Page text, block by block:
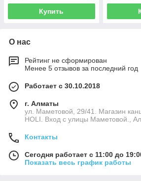
Купить
О нас
Рейтинг не сформирован
Менее 5 отзывов за последний год
Работает с 30.10.2018
г. Алматы
ул. Маметовой, 29/41. Магазин
HOLI. Вход с улицы Маметовой.,
Контакты
Сегодня работает с 11:00 до
Показать весь график работы